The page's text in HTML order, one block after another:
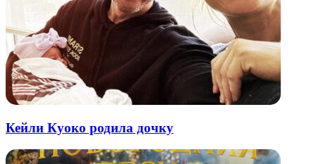
Кейли Куоко родила дочку